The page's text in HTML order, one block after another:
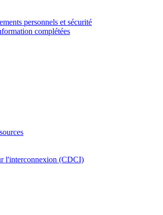
personnels et sécurité
complétées
l'interconnexion (CDCI)